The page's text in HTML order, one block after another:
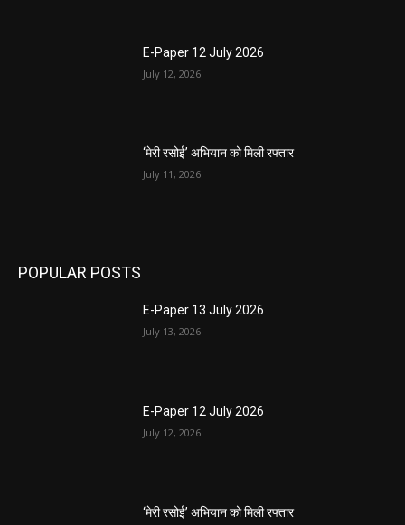
E-Paper 12 July 2026
July 12, 2026
‘मेरी रसोई’ अभियान को मिली रफ्तार
July 11, 2026
POPULAR POSTS
E-Paper 13 July 2026
July 13, 2026
E-Paper 12 July 2026
July 12, 2026
‘मेरी रसोई’ अभियान को मिली रफ्तार